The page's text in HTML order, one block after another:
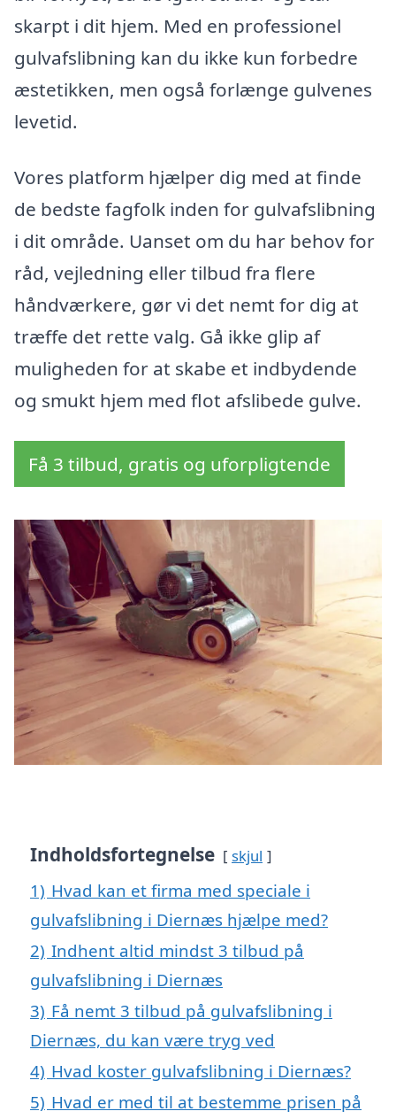
skarpt i dit hjem. Med en professionel
gulvafslibning kan du ikke kun forbedre
æstetikken, men også forlænge gulvenes
levetid.
Vores platform hjælper dig med at finde
de bedste fagfolk inden for gulvafslibning
i dit område. Uanset om du har behov for
råd, vejledning eller tilbud fra flere
håndværkere, gør vi det nemt for dig at
træffe det rette valg. Gå ikke glip af
muligheden for at skabe et indbydende
og smukt hjem med flot afslibede gulve.
Få 3 tilbud, gratis og uforpligtende
Indholdsfortegnelse skjul
1) Hvad kan et firma med speciale i
gulvafslibning i Diernæs hjælpe med?
2) Indhent altid mindst 3 tilbud på
gulvafslibning i Diernæs
3) Få nemt 3 tilbud på gulvafslibning i
Diernæs, du kan være tryg ved
4) Hvad koster gulvafslibning i Diernæs?
5) Hvad er med til at bestemme prisen på